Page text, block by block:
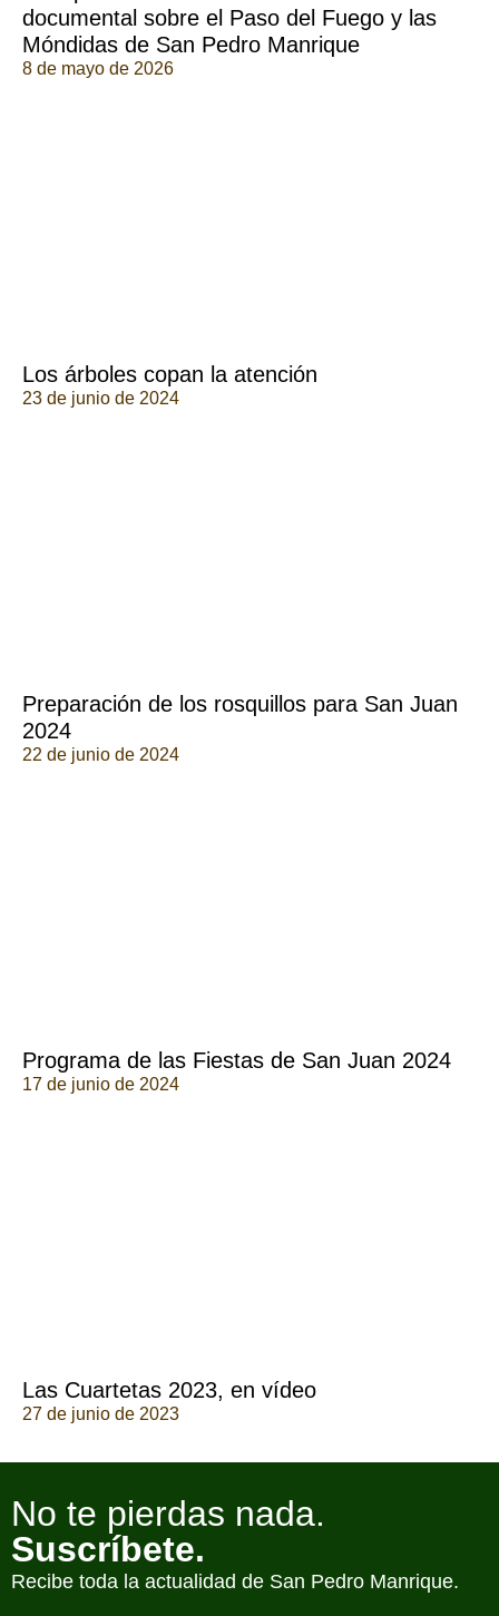
documental sobre el Paso del Fuego y las
Móndidas de San Pedro Manrique
8 de mayo de 2026
Los árboles copan la atención
23 de junio de 2024
Preparación de los rosquillos para San Juan
2024
22 de junio de 2024
Programa de las Fiestas de San Juan 2024
17 de junio de 2024
Las Cuartetas 2023, en vídeo
27 de junio de 2023
No te pierdas nada.
Suscríbete.
Recibe toda la actualidad de San Pedro Manrique.